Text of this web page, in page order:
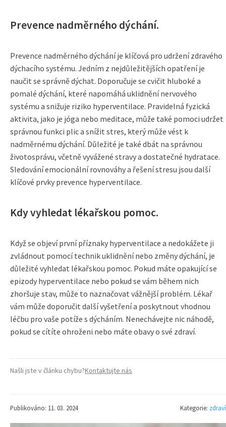
Prevence nadměrného dýchání.
Prevence nadměrného dýchání je klíčová pro udržení zdravého
dýchacího systému. Jedním z nejdůležitějších opatření je
naučit se správně dýchat. Doporučuje se cvičit hluboké a
pomalé dýchání, které napomáhá uklidnění nervového
systému a snižuje riziko hyperventilace. Pravidelná fyzická
aktivita, jako je jóga nebo meditace, může také pomoci udržet
správnou funkci plic a snížit stres, který může vést k
nadměrnému dýchání. Důležité je také dbát na správnou
životosprávu, včetně vyvážené stravy a dostatečné hydratace.
Sledování emocionální rovnováhy a řešení stresu jsou další
klíčové prvky prevence hyperventilace.
Kdy vyhledat lékařskou pomoc.
Když se objeví první příznaky hyperventilace a nedokážete ji
zvládnout pomocí technik uklidnění nebo změny dýchání, je
důležité vyhledat lékařskou pomoc. Pokud máte opakující se
epizody hyperventilace nebo pokud se vám během nich
zhoršuje stav, může to naznačovat vážnější problém. Lékař
vám může doporučit další vyšetření a poskytnout vhodnou
léčbu pro vaše potíže s dýcháním. Nenechávejte nic náhodě,
pokud se cítíte ohroženi nebo máte obavy o své zdraví.
Našli jste v článku chybu?Kontaktujte nás
Publikováno: 11. 03. 2024 Kategorie: zdraví